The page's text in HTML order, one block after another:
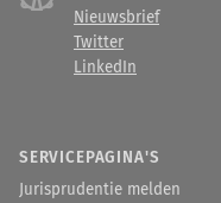
Nieuwsbrief
Twitter
LinkedIn
SERVICEPAGINA'S
Jurisprudentie melden